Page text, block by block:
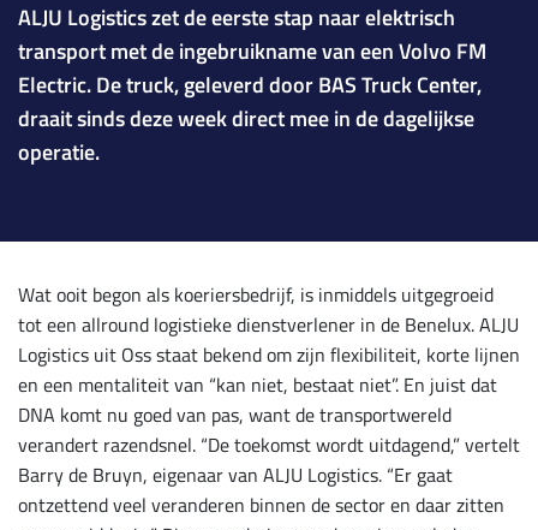
ALJU Logistics zet de eerste stap naar elektrisch
transport met de ingebruikname van een Volvo FM
Electric. De truck, geleverd door BAS Truck Center,
draait sinds deze week direct mee in de dagelijkse
operatie.
Wat ooit begon als koeriersbedrijf, is inmiddels uitgegroeid
tot een allround logistieke dienstverlener in de Benelux. ALJU
Logistics uit Oss staat bekend om zijn flexibiliteit, korte lijnen
en een mentaliteit van “kan niet, bestaat niet”. En juist dat
DNA komt nu goed van pas, want de transportwereld
verandert razendsnel. “De toekomst wordt uitdagend,” vertelt
Barry de Bruyn, eigenaar van ALJU Logistics. “Er gaat
ontzettend veel veranderen binnen de sector en daar zitten